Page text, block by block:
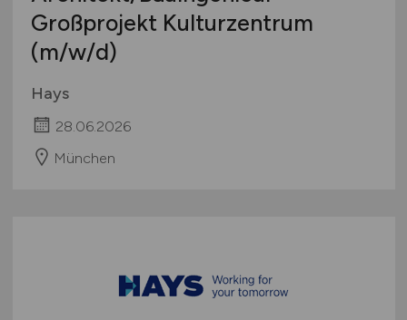
Großprojekt Kulturzentrum
(m/w/d)
Hays
28.06.2026
München